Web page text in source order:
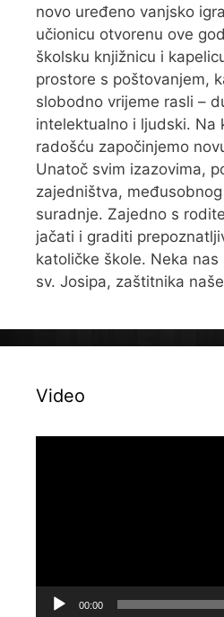
novo uređeno vanjsko
učionicu otvorenu ove
školsku knjižnicu i
prostore s poštovanjem,
slobodno vrijeme rasli –
intelektualno i ljudski. Na
radošću započinjemo
Unatoč svim izazovima,
zajedništva,
suradnje. Zajedno s
jačati i graditi
katoličke škole. Neka
sv. Josipa, zaštitnika
Video
00:00